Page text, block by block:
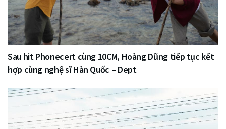
Sau hit Phonecert cùng 10CM, Hoàng Dũng tiếp tục kết
hợp cùng nghệ sĩ Hàn Quốc – Dept